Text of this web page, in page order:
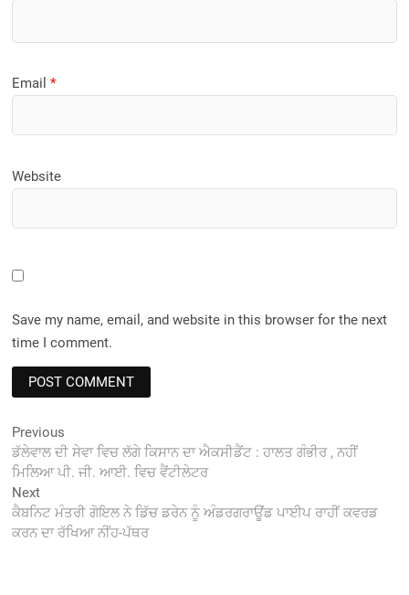
Email*
Website
Save my name, email, and website in this browser for the next
time I comment.
Post
navigation
Previous
post:
ਡੱਲੇਵਾਲ ਦੀ ਸੇਵਾ ਵਿਚ ਲੱਗੇ ਕਿਸਾਨ ਦਾ ਐਕਸੀਡੈਂਟ : ਹਾਲਤ ਗੰਭੀਰ , ਨਹੀਂ
ਮਿਲਿਆ ਪੀ. ਜੀ. ਆਈ. ਵਿਚ ਵੈਂਟੀਲੇਟਰ
NextNext
post:
ਕੈਬਨਿਟ ਮੰਤਰੀ ਗੋਇਲ ਨੇ ਡਿੱਚ ਡਰੇਨ ਨੂੰ ਅੰਡਰਗਰਾਊਂਡ ਪਾਈਪ ਰਾਹੀਂ ਕਵਰਡ
ਕਰਨ ਦਾ ਰੱਖਿਆ ਨੀਂਹ-ਪੱਥਰ